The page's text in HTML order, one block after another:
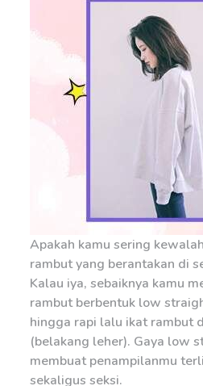
Apakah kamu sering
rambut yang berantakan di
Kalau iya, sebaiknya kamu
rambut berbentuk low
hingga rapi lalu ikat rambut
(belakang leher). Gaya low
membuat penampilanmu
sekaligus seksi.